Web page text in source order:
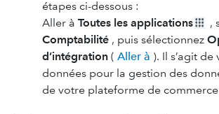
étapes ci-dessous :
Aller à Toutes les applications
,
Comptabilité , puis sélectionnez
d’intégration ( Aller à ). Il s’agit
données pour la gestion des
de votre plateforme de